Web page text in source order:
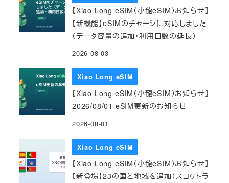
【Xiao Long eSIM（小龍eSIM）お知らせ】
【新機能】eSIMのチャージに対応しました
（データ容量の追加・利用日数の延長）
2026-08-03
Xiao Long eSIM
【Xiao Long eSIM（小龍eSIM）お知らせ】
2026/08/01 eSIM更新のお知らせ
2026-08-01
Xiao Long eSIM
【Xiao Long eSIM（小龍eSIM）お知らせ】
【新登場】23の国と地域を追加（スコットラ